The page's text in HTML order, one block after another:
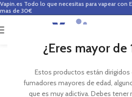
¿Eres mayor de
Estos productos están
fumadores mayores de edad,
que es muy adictiva. Debes tener
Vapin.es Todo lo que necesitas para vapear con
mas de 30€